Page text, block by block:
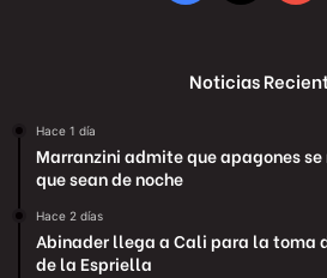
Noticias
Hace 1 día
Marranzini admite que apagones
que sean de noche
Hace 2 días
Abinader llega a Cali para la toma
de la Espriella